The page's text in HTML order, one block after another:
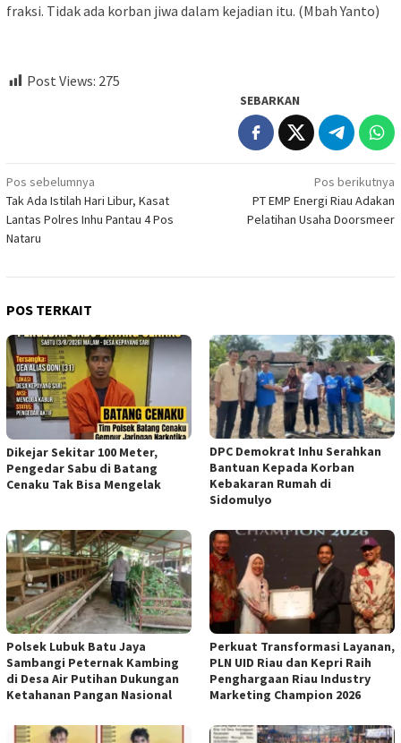
fraksi. Tidak ada korban jiwa dalam kejadian itu. (Mbah Yanto)
Post Views: 275
SEBARKAN
Navigasi
pos
Pos sebelumnya
Tak Ada Istilah Hari Libur, Kasat
Lantas Polres Inhu Pantau 4 Pos
Nataru
Pos berikutnya
PT EMP Energi Riau Adakan
Pelatihan Usaha Doorsmeer
POS TERKAIT
Dikejar Sekitar 100 Meter,
Pengedar Sabu di Batang
Cenaku Tak Bisa Mengelak
DPC Demokrat Inhu Serahkan
Bantuan Kepada Korban
Kebakaran Rumah di
Sidomulyo
Polsek Lubuk Batu Jaya
Sambangi Peternak Kambing
di Desa Air Putihan Dukungan
Ketahanan Pangan Nasional
Perkuat Transformasi Layanan,
PLN UID Riau dan Kepri Raih
Penghargaan Riau Industry
Marketing Champion 2026